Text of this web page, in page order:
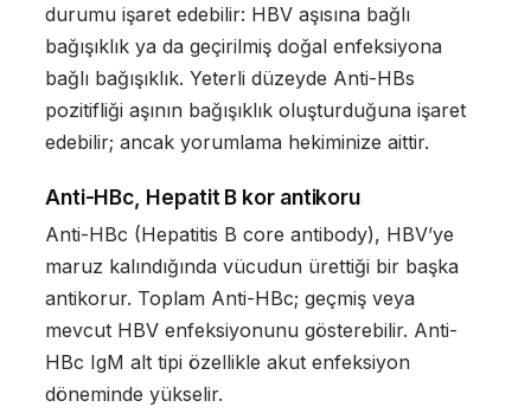
durumu işaret edebilir: HBV aşısına bağlı
bağışıklık ya da geçirilmiş doğal enfeksiyona
bağlı bağışıklık. Yeterli düzeyde Anti-HBs
pozitifliği aşının bağışıklık oluşturduğuna işaret
edebilir; ancak yorumlama hekiminize aittir.
Anti-HBc, Hepatit B kor antikoru
Anti-HBc (Hepatitis B core antibody), HBV’ye
maruz kalındığında vücudun ürettiği bir başka
antikorur. Toplam Anti-HBc; geçmiş veya
mevcut HBV enfeksiyonunu gösterebilir. Anti-
HBc IgM alt tipi özellikle akut enfeksiyon
döneminde yükselir.